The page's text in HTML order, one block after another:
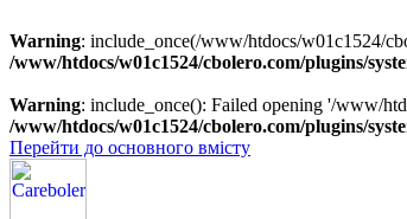
Warning: include_once(/www/htdocs/w01c1524/
/www/htdocs/w01c1524/cbolero.com/plugins/
Warning: include_once(): Failed opening '/www/
/www/htdocs/w01c1524/cbolero.com/plugins/
Перейти до основного вмісту